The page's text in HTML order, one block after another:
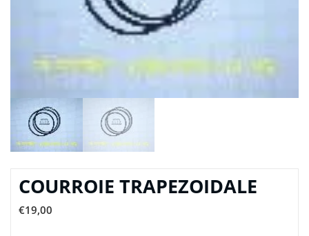
COURROIE TRAPEZOIDALE
€19,00